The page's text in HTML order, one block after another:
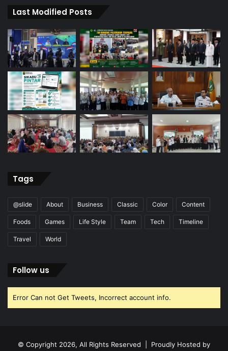
Last Modified Posts
Tags
@slide About Business Classic Color Content
Foods Games Life Style Team Tech Timeline
Travel World
Follow us
Error Can not Get Tweets, Incorrect account info.
© Copyright 2026, All Rights Reserved | Proudly Hosted by